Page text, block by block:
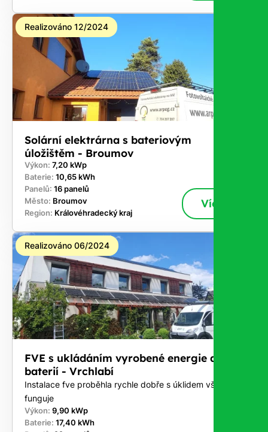
Realizováno 12/2024
Solární elektrárna s bateriovým
úložištěm - Broumov
Výkon: 7,20 kWp
Baterie: 10,65 kWh
Panelů: 16 panelů
Město: Broumov
Region: Královéhradecký kraj
Více
Realizováno 06/2024
FVE s ukládáním vyrobené energie do
baterií - Vrchlabí
Instalace fve proběhla rychle dobře s úklidem vše
funguje
Výkon: 9,90 kWp
Baterie: 17,40 kWh